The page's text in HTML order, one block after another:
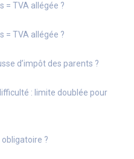
= TVA allégée ?
= TVA allégée ?
d’impôt des parents ?
: limite doublée pour
?